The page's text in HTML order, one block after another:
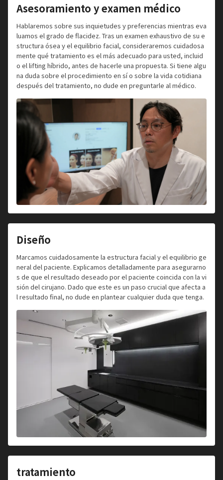
Asesoramiento y examen médico
Hablaremos sobre sus inquietudes y preferencias mientras eva
luamos el grado de flacidez. Tras un examen exhaustivo de su e
structura ósea y el equilibrio facial, consideraremos cuidadosa
mente qué tratamiento es el más adecuado para usted, incluid
o el lifting híbrido, antes de hacerle una propuesta. Si tiene algu
na duda sobre el procedimiento en sí o sobre la vida cotidiana
después del tratamiento, no dude en preguntarle al médico.
Diseño
Marcamos cuidadosamente la estructura facial y el equilibrio ge
neral del paciente. Explicamos detalladamente para asegurarno
s de que el resultado deseado por el paciente coincida con la vi
sión del cirujano. Dado que este es un paso crucial que afecta a
l resultado final, no dude en plantear cualquier duda que tenga.
tratamiento